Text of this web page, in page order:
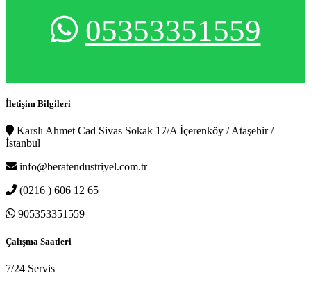
05353351559
İletişim Bilgileri
Karslı Ahmet Cad Sivas Sokak 17/A İçerenköy / Ataşehir /
İstanbul
info@beratendustriyel.com.tr
(0216 ) 606 12 65
905353351559
Çalışma Saatleri
7/24 Servis